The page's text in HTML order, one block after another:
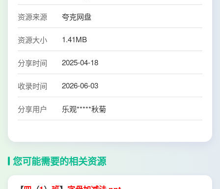
资源来源 夸克网盘
资源大小 1.41MB
分享时间 2025-04-18
收录时间 2026-06-03
分享用户 乐观*****秋菊
您可能需要的相关资源